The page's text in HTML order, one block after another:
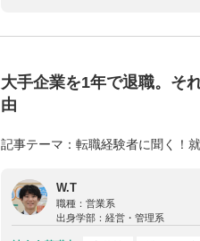
大手企業を1年で退職。そ
由
記事テーマ：転職経験者に聞く！
W.T
職種： 営業系
出身学部： 経営・管理系